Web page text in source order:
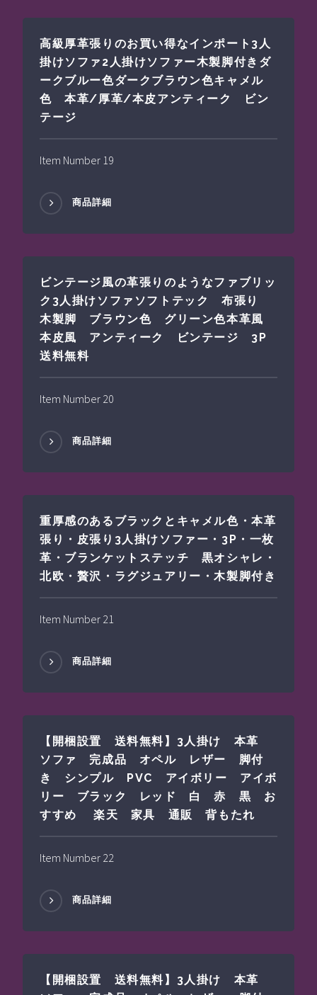
高級厚革張りのお買い得なインポート3人
掛けソファ2人掛けソファー木製脚付きダ
ークブルー色ダークブラウン色キャメル
色 本革/厚革/本皮アンティーク ビン
テージ
Item Number 19
商品詳細
ビンテージ風の革張りのようなファブリッ
ク3人掛けソファソフトテック 布張り
木製脚 ブラウン色 グリーン色本革風
本皮風 アンティーク ビンテージ 3P
送料無料
Item Number 20
商品詳細
重厚感のあるブラックとキャメル色・本革
張り・皮張り3人掛けソファー・3P・一枚
革・ブランケットステッチ 黒オシャレ・
北欧・贅沢・ラグジュアリー・木製脚付き
Item Number 21
商品詳細
【開梱設置 送料無料】3人掛け 本革
ソファ 完成品 オペル レザー 脚付
き シンプル PVC アイボリー アイボ
リー ブラック レッド 白 赤 黒 お
すすめ 楽天 家具 通販 背もたれ
Item Number 22
商品詳細
【開梱設置 送料無料】3人掛け 本革